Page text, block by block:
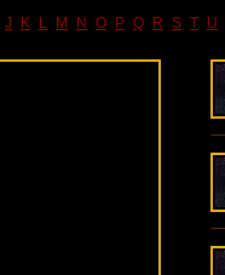
J K L M N O P Q R S T U